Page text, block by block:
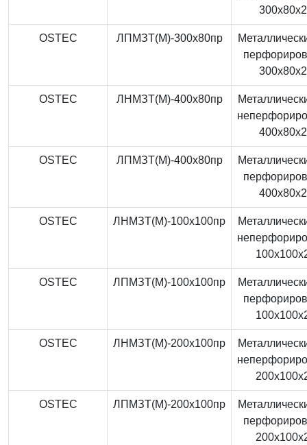
OSTEC ЛПМЗТ(М)-300x80пр
OSTEC ЛНМЗТ(М)-400x80пр
OSTEC ЛПМЗТ(М)-400x80пр
OSTEC ЛНМЗТ(М)-100x100пр
OSTEC ЛПМЗТ(М)-100x100пр
OSTEC ЛНМЗТ(М)-200x100пр
OSTEC ЛПМЗТ(М)-200x100пр